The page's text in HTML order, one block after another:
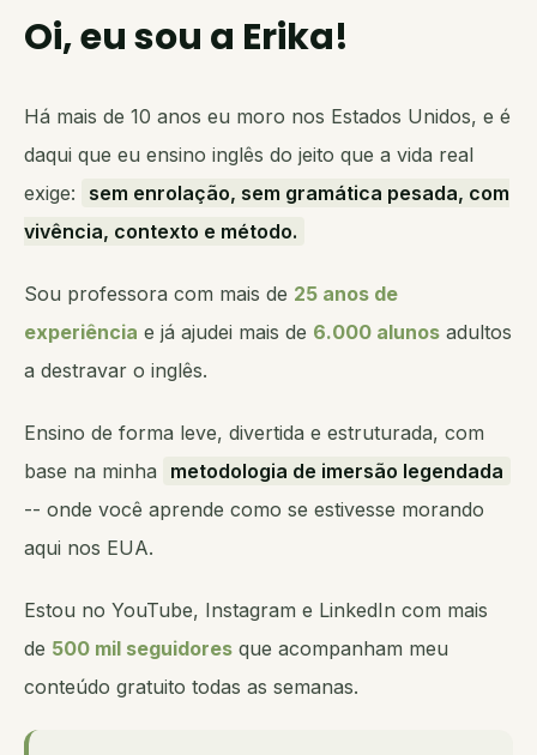
Oi, eu sou a Erika!
Há mais de 10 anos eu moro nos Estados Unidos, e é
daqui que eu ensino inglês do jeito que a vida real
exige:
sem enrolação, sem gramática pesada, com
vivência, contexto e método.
Sou professora com mais de 25 anos de
experiência e já ajudei mais de 6.000 alunos adultos
a destravar o inglês.
Ensino de forma leve, divertida e estruturada, com
base na minha
metodologia de imersão legendada
-- onde você aprende como se estivesse morando
aqui nos EUA.
Estou no YouTube, Instagram e LinkedIn com mais
de 500 mil seguidores que acompanham meu
conteúdo gratuito todas as semanas.